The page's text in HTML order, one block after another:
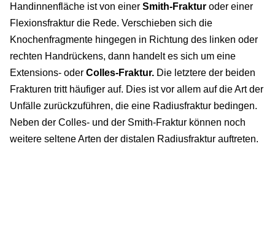
Handinnenfläche ist von einer Smith-Fraktur oder einer
Flexionsfraktur die Rede. Verschieben sich die
Knochenfragmente hingegen in Richtung des linken oder
rechten Handrückens, dann handelt es sich um eine
Extensions- oder Colles-Fraktur. Die letztere der beiden
Frakturen tritt häufiger auf. Dies ist vor allem auf die Art der
Unfälle zurückzuführen, die eine Radiusfraktur bedingen.
Neben der Colles- und der Smith-Fraktur können noch
weitere seltene Arten der distalen Radiusfraktur auftreten.